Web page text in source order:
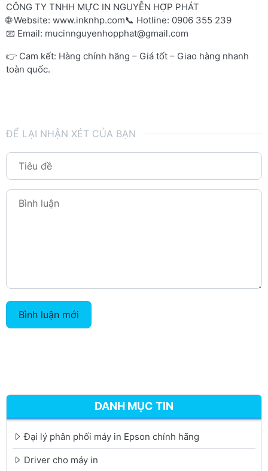
CÔNG TY TNHH MỰC IN NGUYỄN HỢP PHÁT
🌐 Website: www.inknhp.com📞 Hotline: 0906 355 239
📧 Email: mucinnguyenhopphat@gmail.com
👉 Cam kết: Hàng chính hãng – Giá tốt – Giao hàng nhanh
toàn quốc.
ĐỂ LẠI NHẬN XÉT CỦA BẠN
Bình luận mới
DANH MỤC TIN
Đại lý phân phối máy in Epson chính hãng
Driver cho máy in